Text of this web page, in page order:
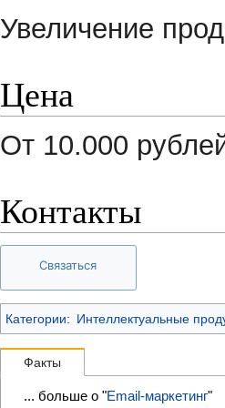
Увеличение
Цена
От 10.000
Контакты
Связаться
Категории: Интеллектуальные
Факты
... больше о "Email-маркетинг"